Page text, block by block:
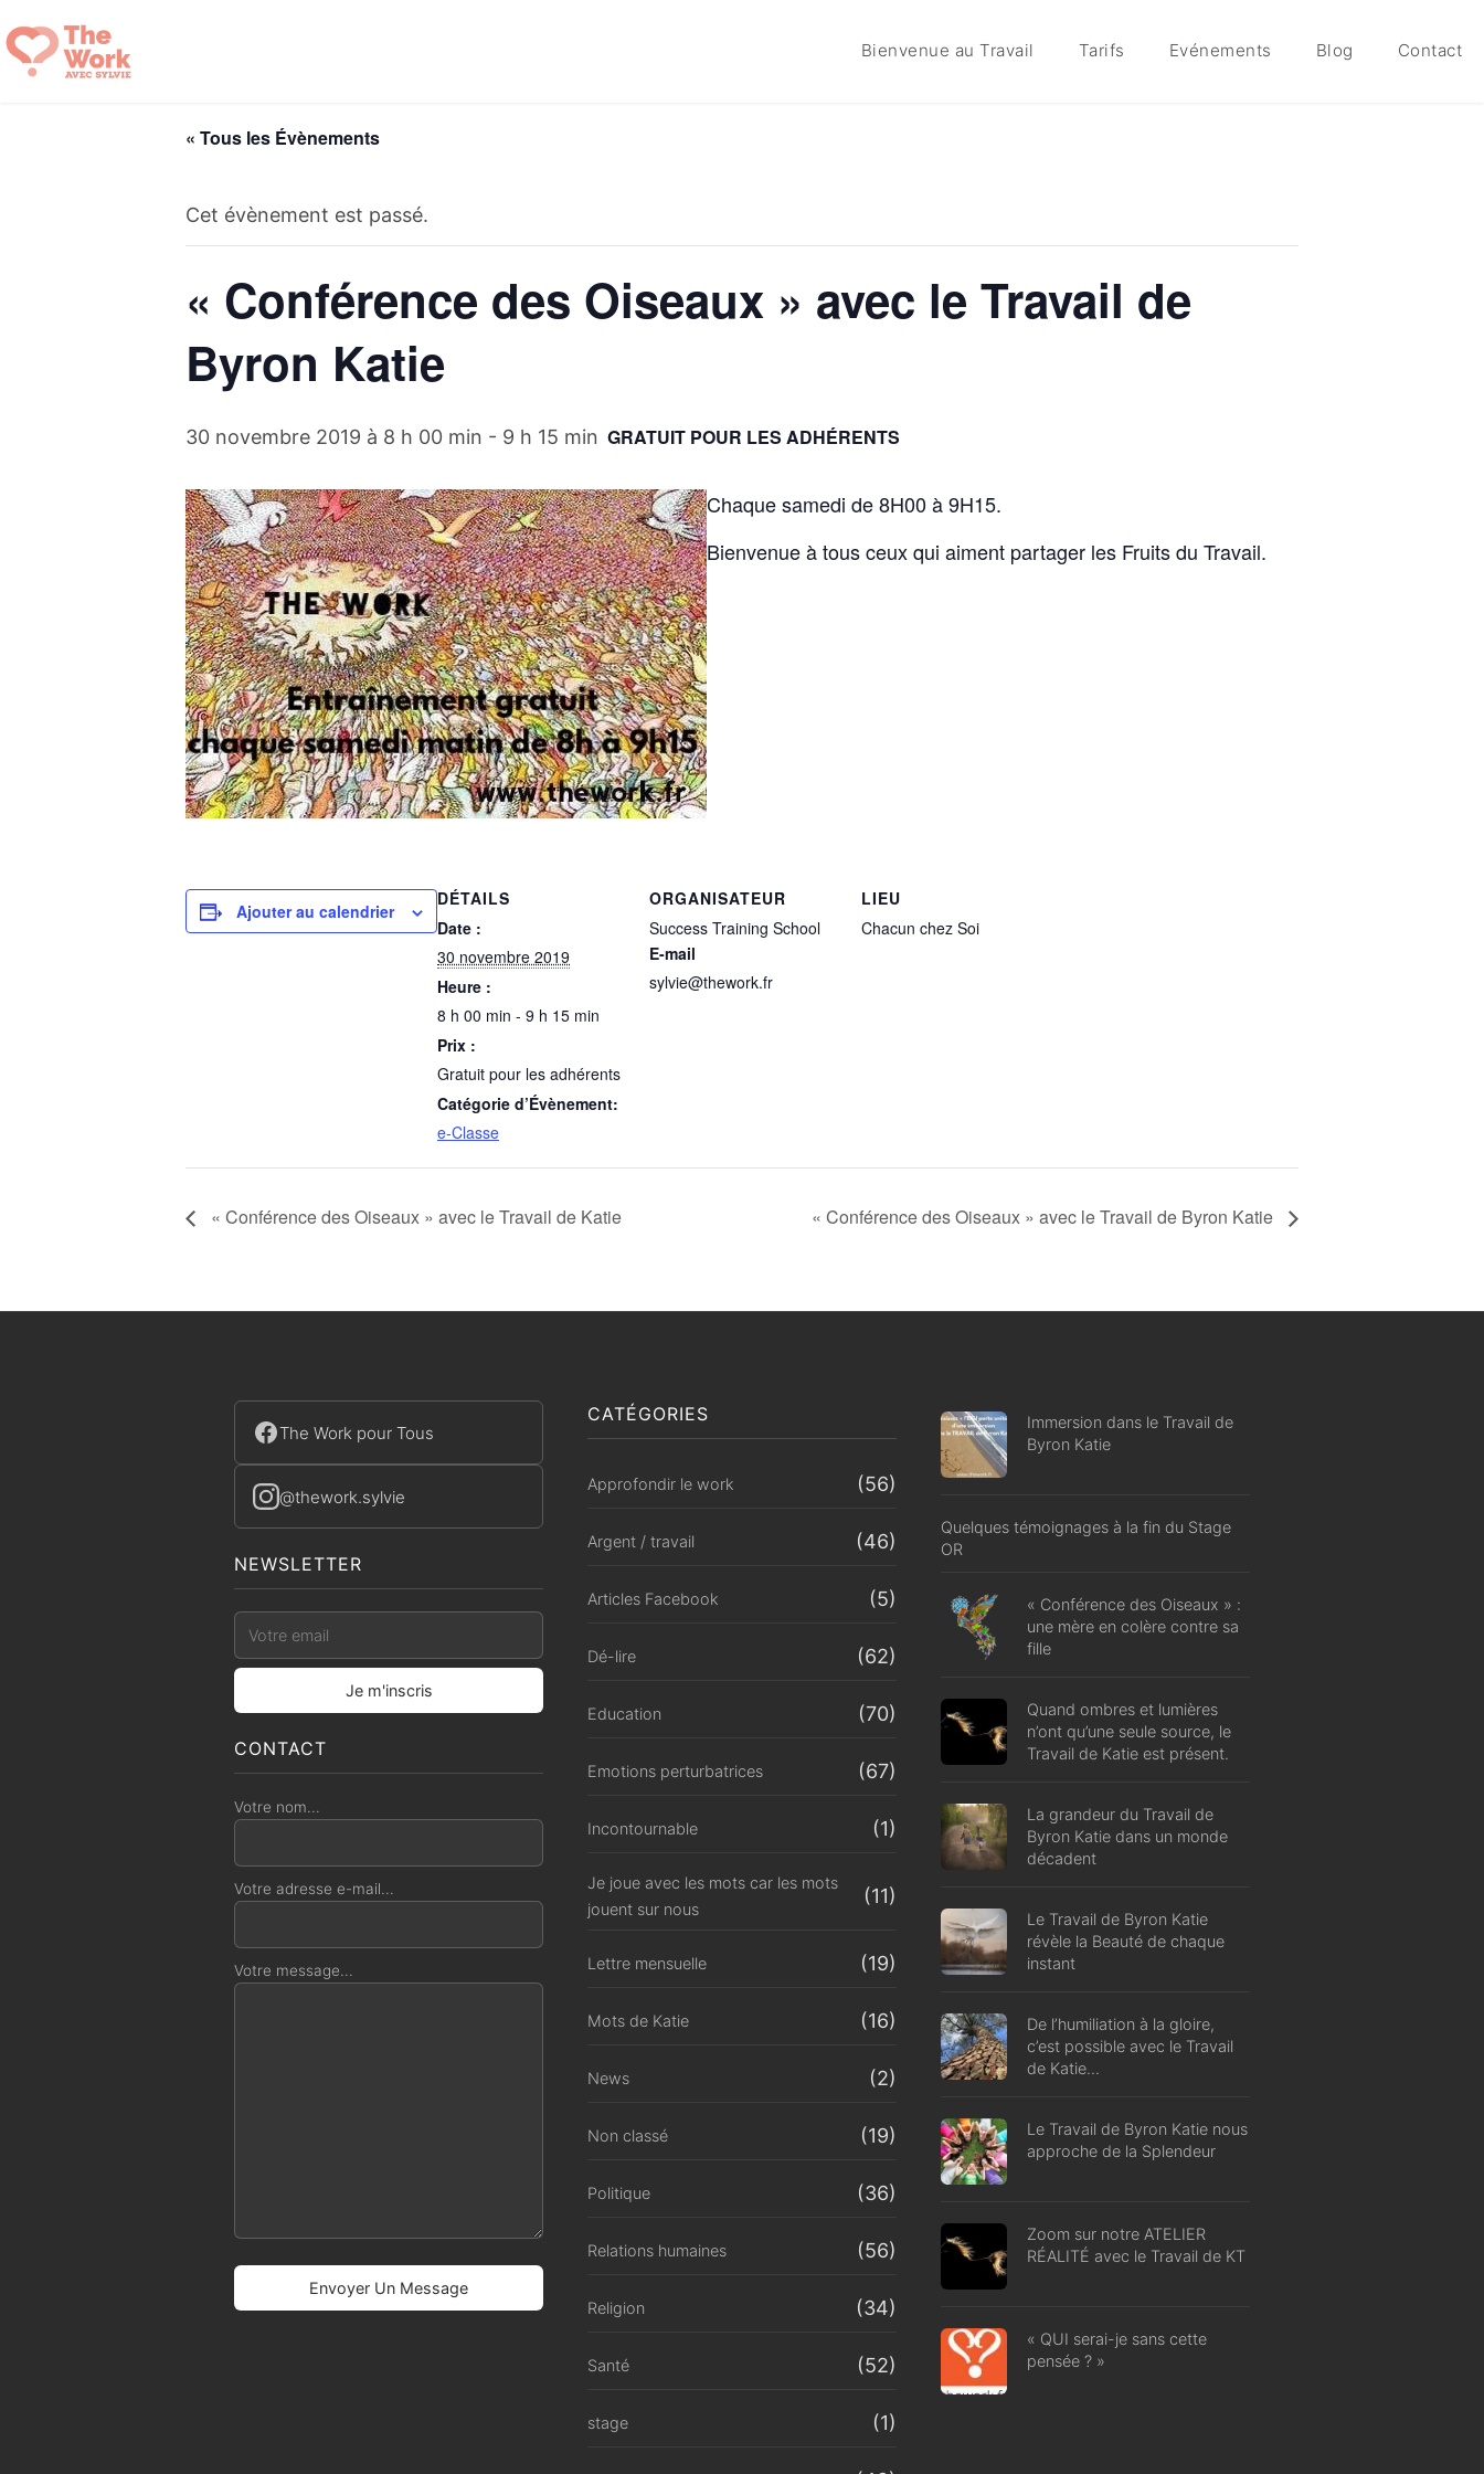
au
contenu
Bienvenue au Travail Tarifs Evénements Blog Contact
« Tous les Évènements
Cet évènement est passé.
« Conférence des Oiseaux » avec le Travail de
Byron Katie
30 novembre 2019 à 8 h 00 min - 9 h 15 min GRATUIT POUR LES ADHÉRENTS
Chaque samedi de 8H00 à 9H15.
Bienvenue à tous ceux qui aiment partager les Fruits du Travail.
Ajouter au calendrier
DÉTAILS
Date :
30 novembre 2019
Heure :
8 h 00 min - 9 h 15 min
Prix :
Gratuit pour les adhérents
Catégorie d’Évènement:
e-Classe
ORGANISATEUR
Success Training School
E-mail
sylvie@thework.fr
LIEU
Chacun chez Soi
« Conférence des Oiseaux » avec le Travail de Katie « Conférence des Oiseaux » avec le Travail de Byron Katie
The Work pour Tous
@thework.sylvie
NEWSLETTER
CONTACT
Votre nom...
Votre adresse e-mail...
Votre message...
CATÉGORIES
Approfondir le work (56)
Argent / travail (46)
Articles Facebook (5)
Dé-lire (62)
Education (70)
Emotions perturbatrices (67)
Incontournable (1)
Je joue avec les mots car les mots
jouent sur nous
(11)
Lettre mensuelle (19)
Mots de Katie (16)
News (2)
Non classé (19)
Politique (36)
Relations humaines (56)
Religion (34)
Santé (52)
stage (1)
Immersion dans le Travail de
Byron Katie
Quelques témoignages à la fin du Stage
OR
« Conférence des Oiseaux » :
une mère en colère contre sa
fille
Quand ombres et lumières
n’ont qu’une seule source, le
Travail de Katie est présent.
La grandeur du Travail de
Byron Katie dans un monde
décadent
Le Travail de Byron Katie
révèle la Beauté de chaque
instant
De l’humiliation à la gloire,
c’est possible avec le Travail
de Katie…
Le Travail de Byron Katie nous
approche de la Splendeur
Zoom sur notre ATELIER
RÉALITÉ avec le Travail de KT
« QUI serai-je sans cette
pensée ? »